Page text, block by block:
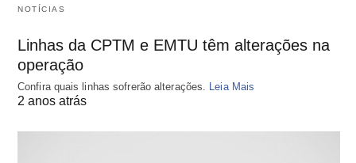
NOTÍCIAS
Linhas da CPTM e EMTU têm alterações na
operação
Confira quais linhas sofrerão alterações. Leia Mais
2 anos atrás